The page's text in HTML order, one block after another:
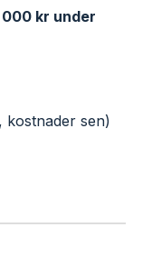
kr under
sen)